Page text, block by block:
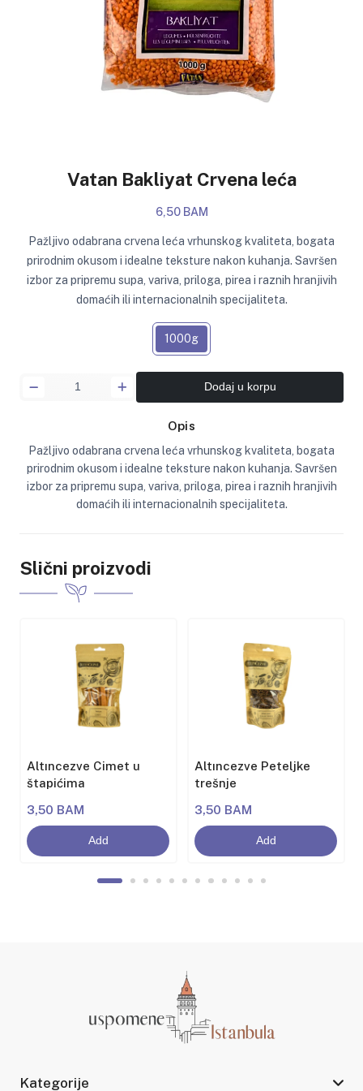
Vatan Bakliyat Crvena leća
6,50 BAM
Pažljivo odabrana crvena leća vrhunskog kvaliteta, bogata
prirodnim okusom i idealne teksture nakon kuhanja. Savršen
izbor za pripremu supa, variva, priloga, pirea i raznih hranjivih
domaćih ili internacionalnih specijaliteta.
1000g
Dodaj u korpu
Opis
Pažljivo odabrana crvena leća vrhunskog kvaliteta, bogata
prirodnim okusom i idealne teksture nakon kuhanja. Savršen
izbor za pripremu supa, variva, priloga, pirea i raznih hranjivih
domaćih ili internacionalnih specijaliteta.
Slični proizvodi
Altıncezve Cimet u
štapićima
3,50 BAM
Add
Altıncezve Peteljke
trešnje
3,50 BAM
Add
Kategorije